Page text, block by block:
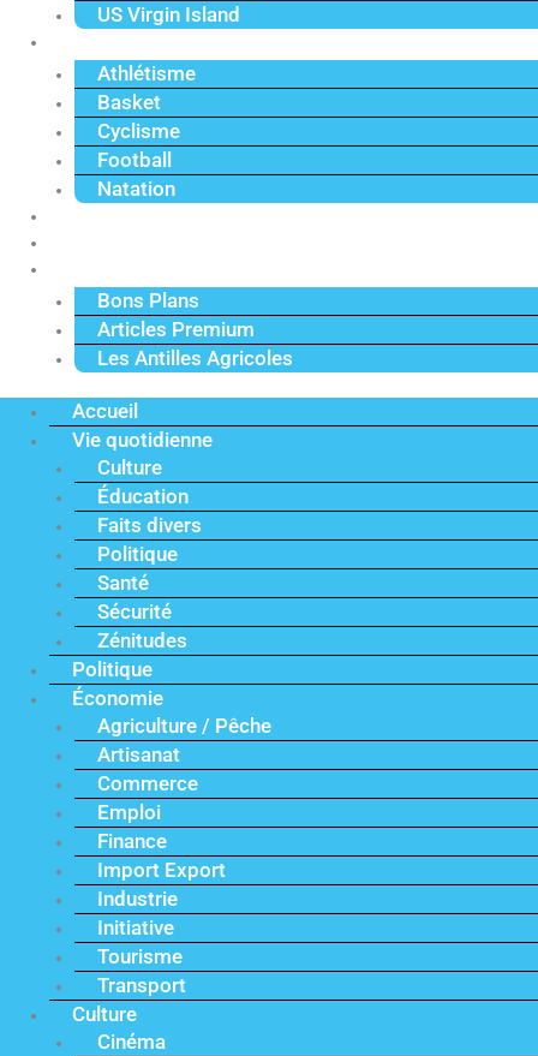
US Virgin Island
Athlétisme
Basket
Cyclisme
Football
Natation
Bons Plans
Articles Premium
Les Antilles Agricoles
Accueil
Vie quotidienne
Culture
Éducation
Faits divers
Politique
Santé
Sécurité
Zénitudes
Politique
Économie
Agriculture / Pêche
Artisanat
Commerce
Emploi
Finance
Import Export
Industrie
Initiative
Tourisme
Transport
Culture
Cinéma